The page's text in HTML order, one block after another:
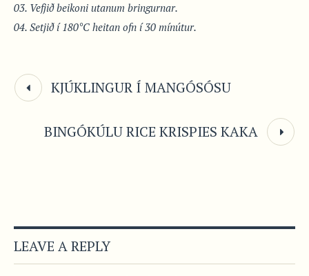
Vefjið beikoni utanum bringurnar.
Setjið í 180°C heitan ofn í 30 mínútur.
KJÚKLINGUR Í MANGÓSÓSU
BINGÓKÚLU RICE KRISPIES KAKA
LEAVE A REPLY